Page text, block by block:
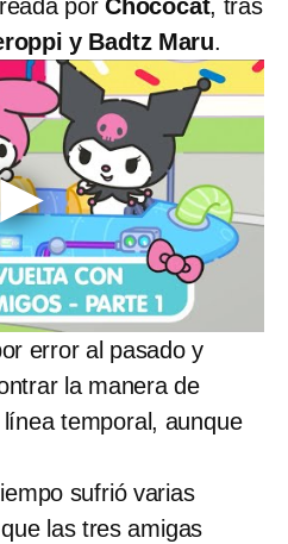
por Chococat, tras
y Badtz Maru.
error al pasado y
la manera de
temporal, aunque
sufrió varias
las tres amigas